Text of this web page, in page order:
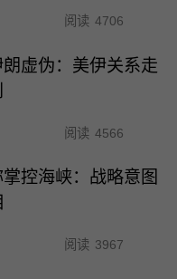
阅读 4706
虚伪：美伊关系走
阅读 4566
控海峡：战略意图
阅读 3967